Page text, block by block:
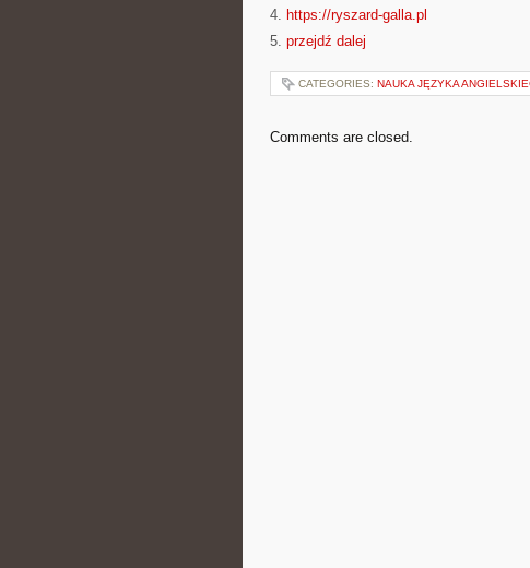
4. https://ryszard-galla.pl
5. przejdź dalej
CATEGORIES: NAUKA JĘZYKA
Comments are closed.